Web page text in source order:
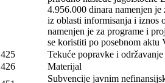
4.956.000 dinara namenjen
iz oblasti informisanja i iznos
namenjen je za programe i
se koristiti po posebnom aktu
425
Tekuće popravke i
426
Materijal
Subvencije javnim